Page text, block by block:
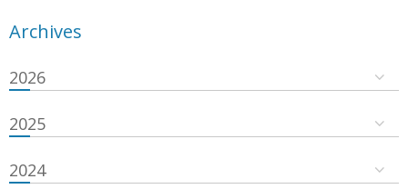
Archives
2026
2025
2024